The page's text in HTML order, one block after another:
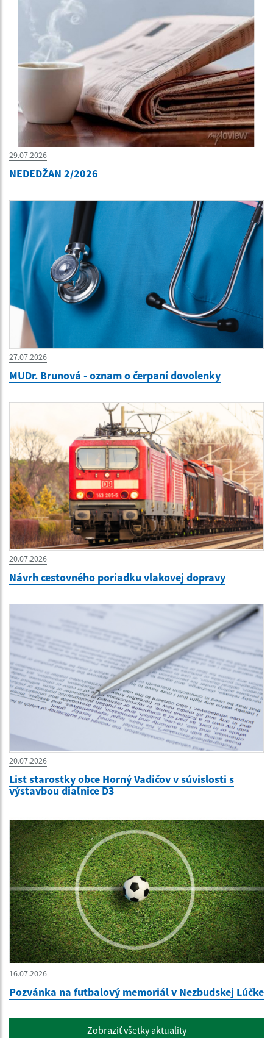
29.07.2026
NEDEDŽAN 2/2026
27.07.2026
MUDr. Brunová - oznam o čerpaní dovolenky
20.07.2026
Návrh cestovného poriadku vlakovej dopravy
20.07.2026
List starostky obce Horný Vadičov v súvislosti s
výstavbou diaľnice D3
16.07.2026
Pozvánka na futbalový memoriál v Nezbudskej Lúčke
Zobraziť všetky aktuality